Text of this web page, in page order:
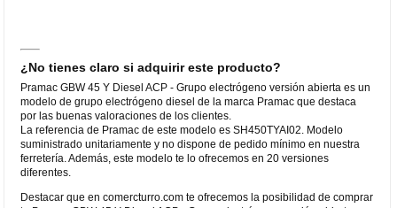
¿No tienes claro si adquirir este producto?
Pramac GBW 45 Y Diesel ACP - Grupo electrógeno versión abierta es un
modelo de grupo electrógeno diesel de la marca Pramac que destaca
por las buenas valoraciones de los clientes.
La referencia de Pramac de este modelo es SH450TYAI02. Modelo
suministrado unitariamente y no dispone de pedido mínimo en nuestra
ferretería. Además, este modelo te lo ofrecemos en 20 versiones
diferentes.
Destacar que en comercturro.com te ofrecemos la posibilidad de comprar